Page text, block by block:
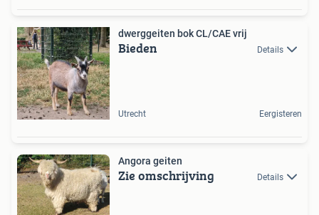
dwerggeiten bok CL/CAE vrij
Bieden Details
Utrecht Eergisteren
Angora geiten
Zie omschrijving Details